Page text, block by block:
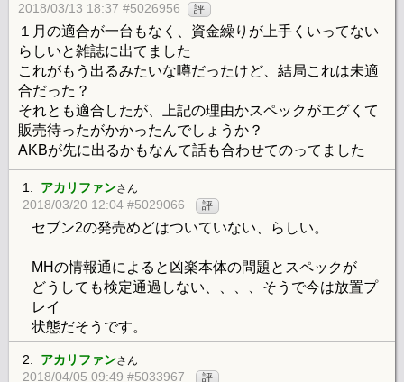
2018/03/13 18:37 #5026956 評
１月の適合が一台もなく、資金繰りが上手くいってない
らしいと雑誌に出てました
これがもう出るみたいな噂だったけど、結局これは未適
合だった？
それとも適合したが、上記の理由かスペックがエグくて
販売待ったがかかったんでしょうか？
AKBが先に出るかもなんて話も合わせてのってました
1. アカリファンさん
2018/03/20 12:04 #5029066 評
セブン2の発売めどはついていない、らしい。
MHの情報通によると凶楽本体の問題とスペックが
どうしても検定通過しない、、、、そうで今は放置プ
レイ
状態だそうです。
2. アカリファンさん
2018/04/05 09:49 #5033967 評